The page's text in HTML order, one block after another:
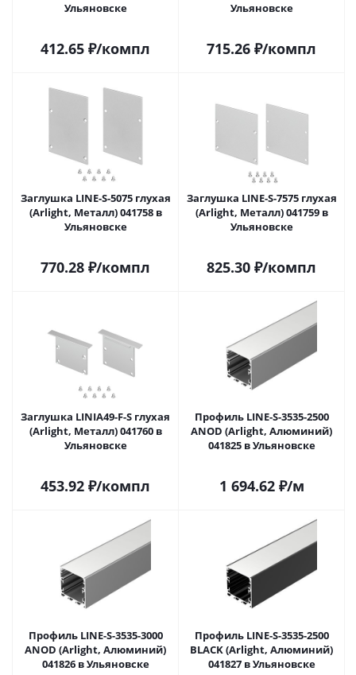
Ульяновске
412.65 ₽/компл
Ульяновске
715.26 ₽/компл
Заглушка LINE-S-5075 глухая
(Arlight, Металл) 041758 в
Ульяновске
770.28 ₽/компл
Заглушка LINE-S-7575 глухая
(Arlight, Металл) 041759 в
Ульяновске
825.30 ₽/компл
Заглушка LINIA49-F-S глухая
(Arlight, Металл) 041760 в
Ульяновске
453.92 ₽/компл
Профиль LINE-S-3535-2500
ANOD (Arlight, Алюминий)
041825 в Ульяновске
1 694.62₽/м
Профиль LINE-S-3535-3000
ANOD (Arlight, Алюминий)
041826 в Ульяновске
Профиль LINE-S-3535-2500
BLACK (Arlight, Алюминий)
041827 в Ульяновске